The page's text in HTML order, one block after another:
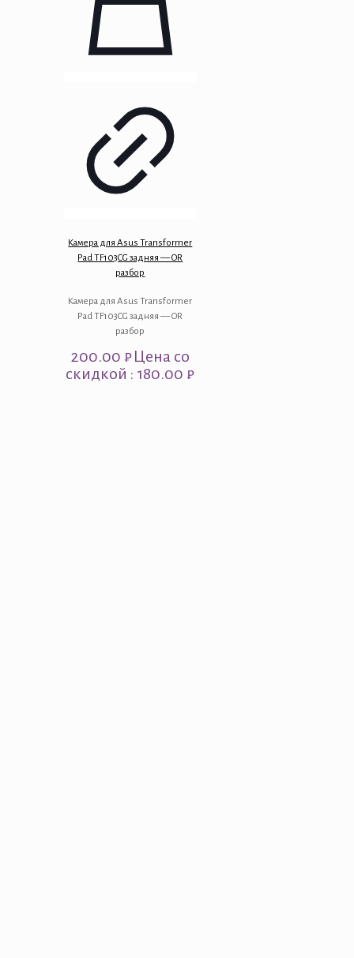
Камера для Asus Transformer
Pad TF103CG задняя — OR
разбор
Камера для Asus Transformer
Pad TF103CG задняя — OR
разбор
200.00₽Цена со
скидкой : 180.00 ₽